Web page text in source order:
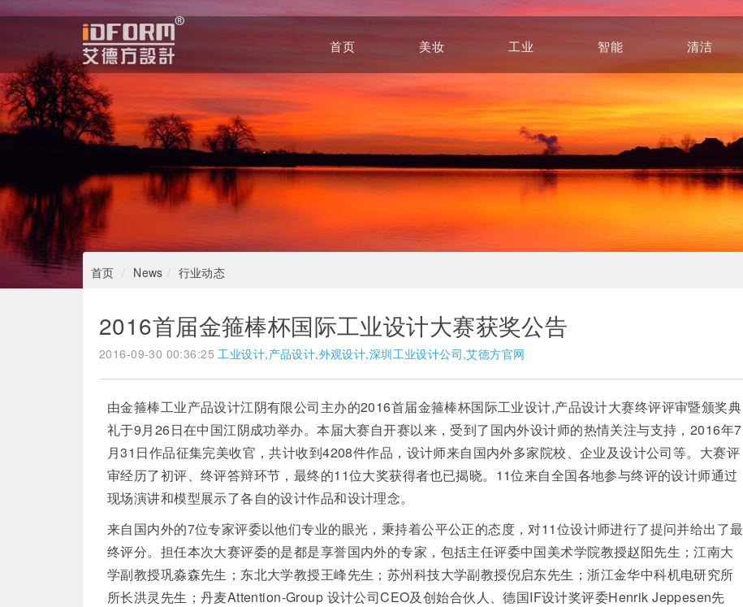
首页
美妆
工业
Intelligence
智能
清洁
首页 News 行业动态
2016首届金箍棒杯国际工业设计大赛获奖公告
2016-09-30 00:36:25 工业设计,产品设计,外观设计,深圳工业设计公司,艾德方官网
由金箍棒工业产品设计江阴有限公司主办的2016首届金箍棒杯国际工业设计,产品设计大赛终评评审暨颁奖典
礼于9月26日在中国江阴成功举办。本届大赛自开赛以来，受到了国内外设计师的热情关注与支持，2016年7
月31日作品征集完美收官，共计收到4208件作品，设计师来自国内外多家院校、企业及设计公司等。大赛评
审经历了初评、终评答辩环节，最终的11位大奖获得者也已揭晓。11位来自全国各地参与终评的设计师通过
现场演讲和模型展示了各自的设计作品和设计理念。
来自国内外的7位专家评委以他们专业的眼光，秉持着公平公正的态度，对11位设计师进行了提问并给出了最
终评分。担任本次大赛评委的是都是享誉国内外的专家，包括主任评委中国美术学院教授赵阳先生；江南大
学副教授巩淼森先生；东北大学教授王峰先生；苏州科技大学副教授倪启东先生；浙江金华中科机电研究所
所长洪灵先生；丹麦Attention-Group 设计公司CEO及创始合伙人、德国IF设计奖评委Henrik Jeppesen先